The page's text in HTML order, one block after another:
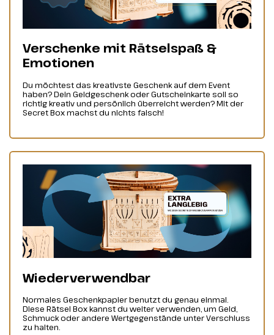
Verschenke mit Rätselspaß &
Emotionen
Du möchtest das kreativste Geschenk auf dem Event
haben? Dein Geldgeschenk oder Gutscheinkarte soll so
richtig kreativ und persönlich überreicht werden? Mit der
Secret Box machst du nichts falsch!
Wiederverwendbar
Normales Geschenkpapier benutzt du genau einmal.
Diese Rätsel Box kannst du weiter verwenden, um Geld,
Schmuck oder andere Wertgegenstände unter Verschluss
zu halten.